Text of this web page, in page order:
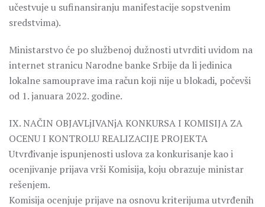
učestvuje u sufinansiranju manifestacije sopstvenim
sredstvima).
Ministarstvo će po službenoj dužnosti utvrditi uvidom na
internet stranicu Narodne banke Srbije da li jedinica
lokalne samouprave ima račun koji nije u blokadi, počevši
od 1. januara 2022. godine.
IX. NAČIN OBJAVLjIVANjA KONKURSA I KOMISIJA ZA
OCENU I KONTROLU REALIZACIJE PROJEKTA
Utvrđivanje ispunjenosti uslova za konkurisanje kao i
ocenjivanje prijava vrši Komisija, koju obrazuje ministar
rešenjem.
Komisija ocenjuje prijave na osnovu kriterijuma utvrđenih